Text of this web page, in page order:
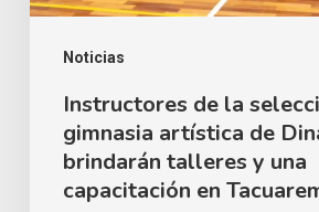
Noticias
Dinamarca
brindarán
talleres
capacitación
Instructores de la
gimnasia artística de
brindarán talleres y una
capacitación en